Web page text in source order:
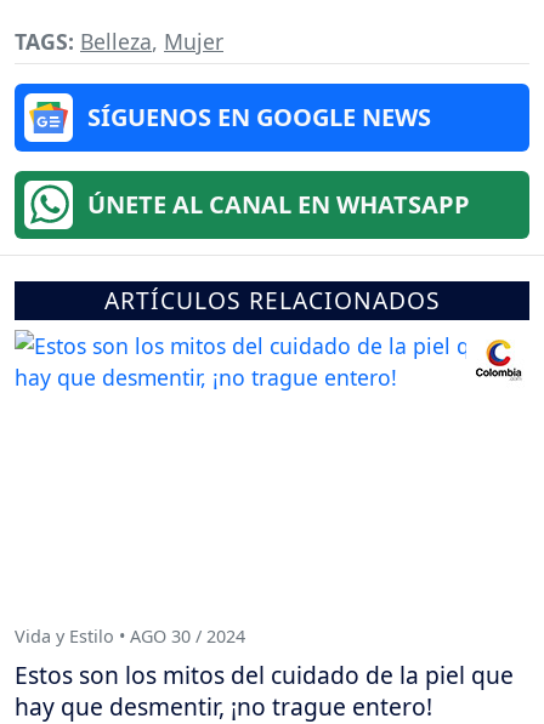
TAGS: Belleza, Mujer
SÍGUENOS EN GOOGLE NEWS
ÚNETE AL CANAL EN WHATSAPP
ARTÍCULOS RELACIONADOS
Vida y Estilo • AGO 30 / 2024
Estos son los mitos del cuidado de la piel que
hay que desmentir, ¡no trague entero!